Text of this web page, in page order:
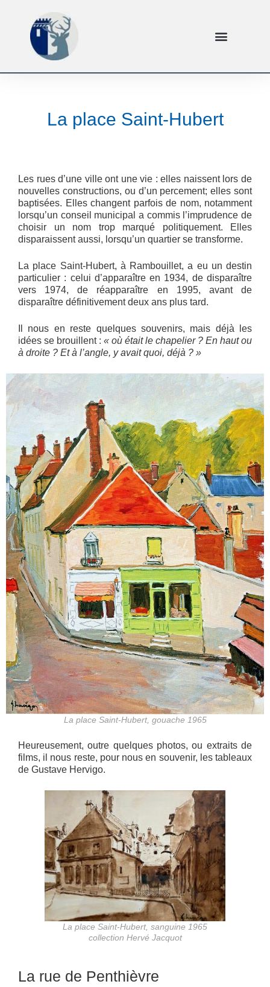
La place Saint-Hubert
Les rues d’une ville ont une vie : elles naissent lors de
nouvelles constructions, ou d’un percement; elles sont
baptisées. Elles changent parfois de nom, notamment
lorsqu’un conseil municipal a commis l’imprudence de
choisir un nom trop marqué politiquement. Elles
disparaissent aussi, lorsqu’un quartier se transforme.
La place Saint-Hubert, à Rambouillet, a eu un destin
particulier : celui d’apparaître en 1934, de disparaître
vers 1974, de réapparaître en 1995, avant de
disparaître définitivement deux ans plus tard.
Il nous en reste quelques souvenirs, mais déjà les
idées se brouillent : « où était le chapelier ? En haut ou
à droite ? Et à l’angle, y avait quoi, déjà ? »
La place Saint-Hubert, gouache 1965
Heureusement, outre quelques photos, ou extraits de
films, il nous reste, pour nous en souvenir, les tableaux
de Gustave Hervigo.
La place Saint-Hubert, sanguine 1965
collection Hervé Jacquot
La rue de Penthièvre